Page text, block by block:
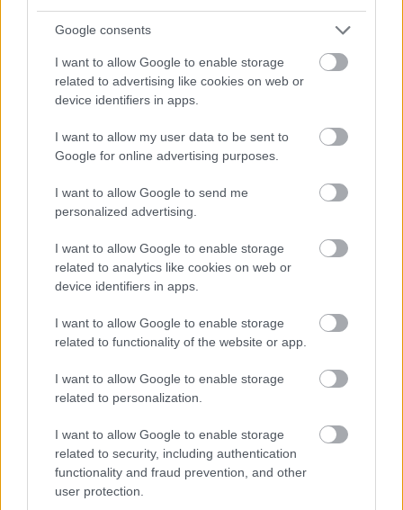
Google consents
I want to allow Google to enable storage
related to advertising like cookies on web or
device identifiers in apps.
I want to allow my user data to be sent to
Google for online advertising purposes.
I want to allow Google to send me
personalized advertising.
I want to allow Google to enable storage
related to analytics like cookies on web or
device identifiers in apps.
I want to allow Google to enable storage
related to functionality of the website or app.
I want to allow Google to enable storage
related to personalization.
I want to allow Google to enable storage
related to security, including authentication
functionality and fraud prevention, and other
user protection.
Négy ok, ami miatt
koronavírus-tagadók
Az elmúlt néhány hónap közbeszédét meghatározó
vírust számos tévhit, összeesküvés-elmélet és
ellenérv is kísérte. Gyakorlatilag már nem lehet a…
Tetszik